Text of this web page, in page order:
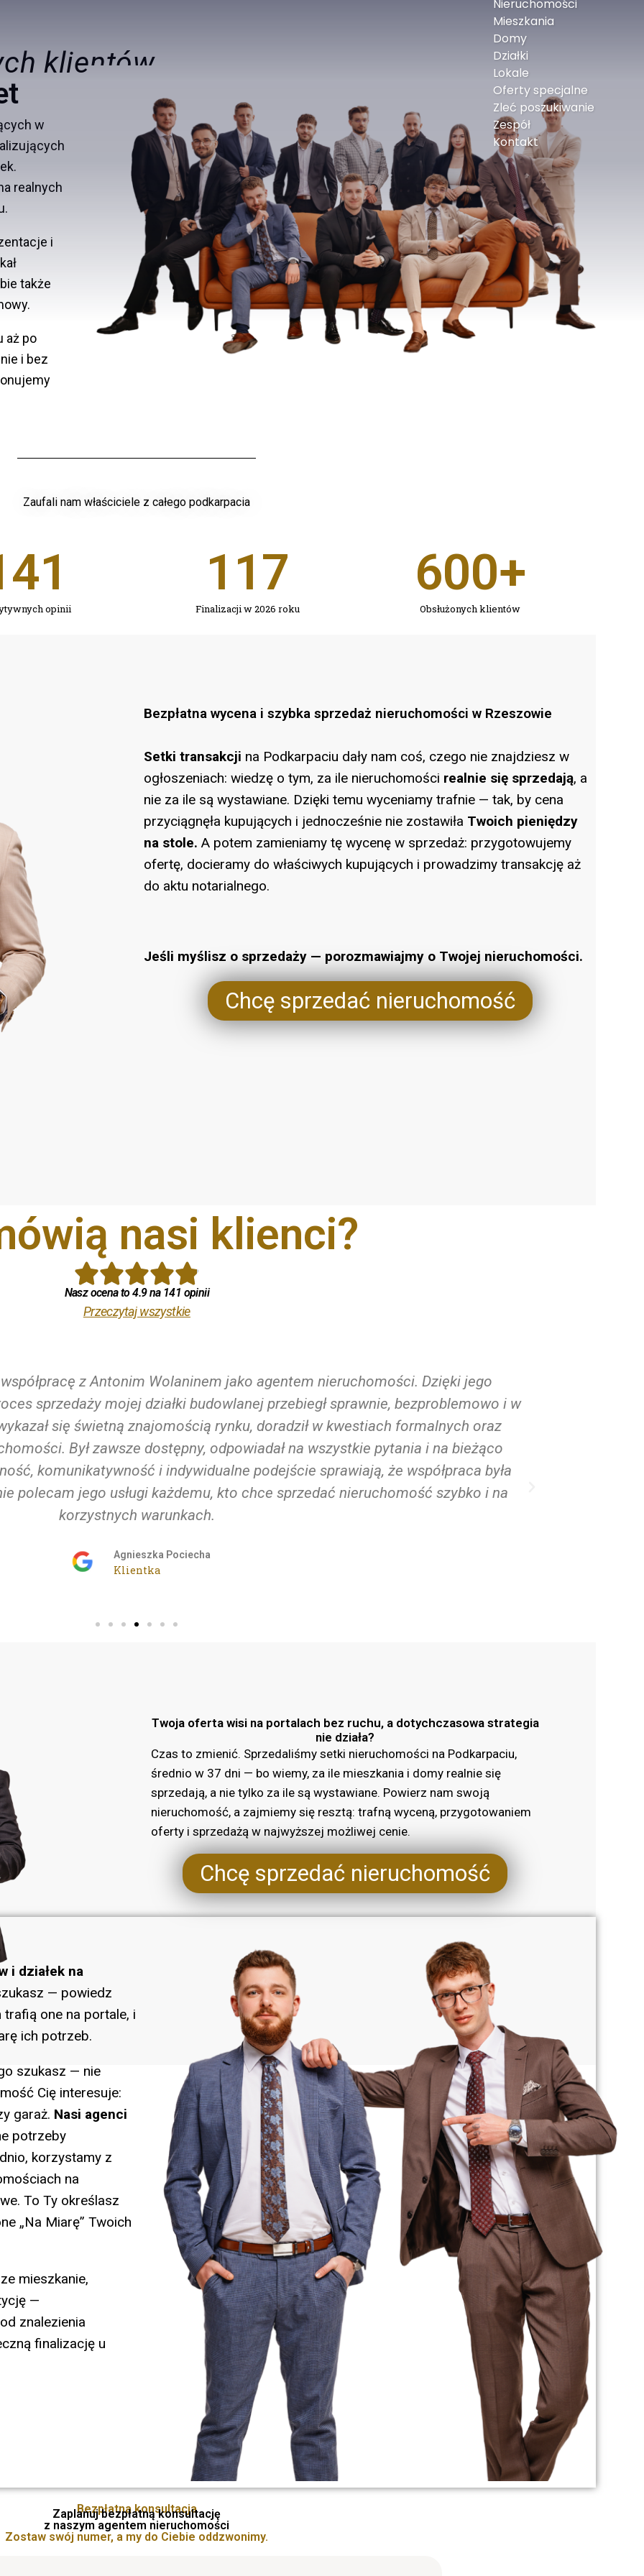
Nieruchomości
Mieszkania
Domy
Działki
Lokale
Oferty specjalne
Zleć poszukiwanie
Zespół
Kontakt
i sprawna sprzedaż nieruchomości w Rzeszowie
formalności, gwarantujemy transparentność i szanujemy Twój czas, łącząc Cię tylko ze
klientów
w
realnych
i
także
aż po
i bez
Zaufali nam właściciele z całego podkarpacia
opinii Finalizacji w 2026 roku
117
Obsłużonych klientów
600+
Bezpłatna wycena i szybka sprzedaż nieruchomości w Rzeszowie
Setki transakcji na Podkarpaciu dały nam coś, czego nie znajdziesz w
ogłoszeniach: wiedzę o tym, za ile nieruchomości realnie się sprzedają, a
nie za ile są wystawiane. Dzięki temu wyceniamy trafnie — tak, by cena
przyciągnęła kupujących i jednocześnie nie zostawiła Twoich pieniędzy
na stole. A potem zamieniamy tę wycenę w sprzedaż: przygotowujemy
ofertę, docieramy do właściwych kupujących i prowadzimy transakcję aż
do aktu notarialnego.
Jeśli myślisz o sprzedaży — porozmawiajmy o Twojej nieruchomości.
Chcę sprzedać nieruchomość
nasi klienci?
Nasz ocena to 4.9 na 141 opinii
Przeczytaj wszystkie
z Antonim Wolaninem jako agentem nieruchomości. Dzięki jego
sprzedaży mojej działki budowlanej przebiegł sprawnie, bezproblemowo i w
się świetną znajomością rynku, doradził w kwestiach formalnych oraz
Był zawsze dostępny, odpowiadał na wszystkie pytania i na bieżąco
komunikatywność i indywidualne podejście sprawiają, że współpraca była
polecam jego usługi każdemu, kto chce sprzedać nieruchomość szybko i na
korzystnych warunkach.
Agnieszka Pociecha
Klientka
Twoja oferta wisi na portalach bez ruchu, a dotychczasowa strategia
nie działa?
Czas to zmienić. Sprzedaliśmy setki nieruchomości na Podkarpaciu,
średnio w 37 dni — bo wiemy, za ile mieszkania i domy realnie się
sprzedają, a nie tylko za ile są wystawiane. Powierz nam swoją
nieruchomość, a zajmiemy się resztą: trafną wyceną, przygotowaniem
oferty i sprzedażą w najwyższej możliwej cenie.
Chcę sprzedać nieruchomość
i działek na
— powiedz
one na portale, i
ich potrzeb.
szukasz — nie
Cię interesuje:
garaż. Nasi agenci
potrzeby
korzystamy z
na
To Ty określasz
„Na Miarę” Twoich
mieszkanie,
—
znalezienia
finalizację u
Bezpłatna konsultacja
Zaplanuj bezpłatną konsultację
z naszym agentem nieruchomości
Zostaw swój numer, a my do Ciebie oddzwonimy.